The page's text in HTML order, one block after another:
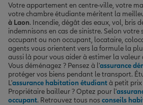
Votre appartement en centre-ville, votre
votre chambre étudiante méritent la
à Laon. Incendie, dégât des eaux, vol, bris
indemnisons en cas de sinistre. Selon
occupant ou non occupant, locataire,
agents vous orientent vers la formule la
aussi là pour vous aider à estimer la valeur
Vous déménagez ? Pensez à l'assurance
protéger vos biens pendant le transport.
L'assurance habitation étudiantà petit prix
Propriétaire bailleur ? Optez pour l'
occupant. Retrouvez tous nos conseils